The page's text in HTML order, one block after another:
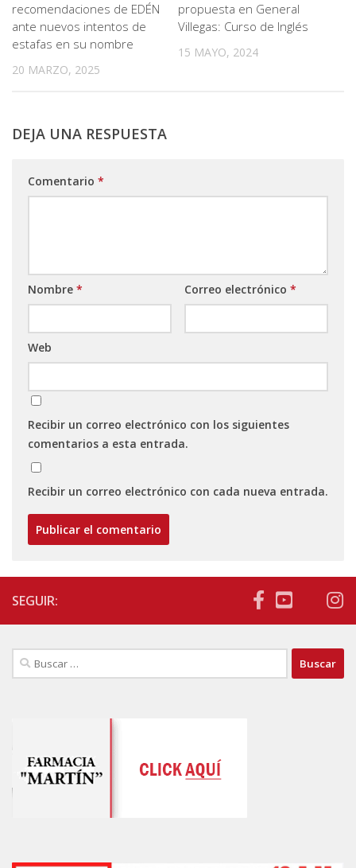
recomendaciones de EDÉN
ante nuevos intentos de
estafas en su nombre
20 MARZO, 2025
propuesta en General
Villegas: Curso de Inglés
15 MAYO, 2024
DEJA UNA RESPUESTA
Comentario *
Nombre * Correo electrónico *
Web
Recibir un correo electrónico con los siguientes
comentarios a esta entrada.
Recibir un correo electrónico con cada nueva entrada.
SEGUIR:
Buscar: